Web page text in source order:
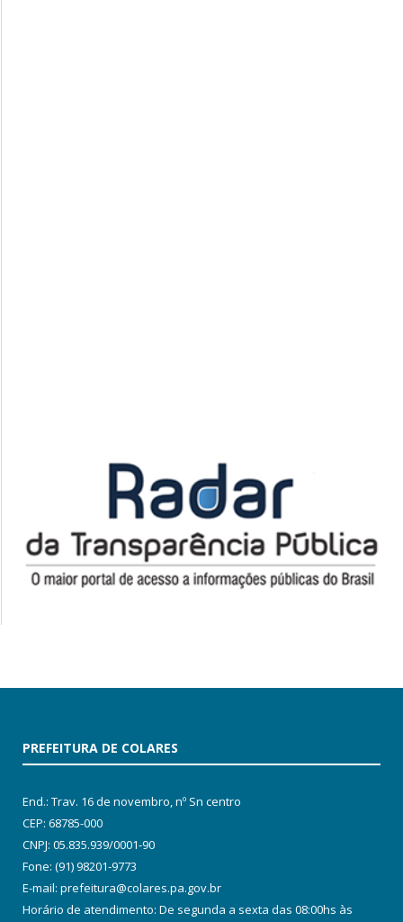
PREFEITURA DE COLARES
End.: Trav. 16 de novembro, nº Sn centro
CEP: 68785-000
CNPJ: 05.835.939/0001-90
Fone: (91) 98201-9773
E-mail: prefeitura@colares.pa.gov.br
Horário de atendimento: De segunda a sexta das 08:00hs às